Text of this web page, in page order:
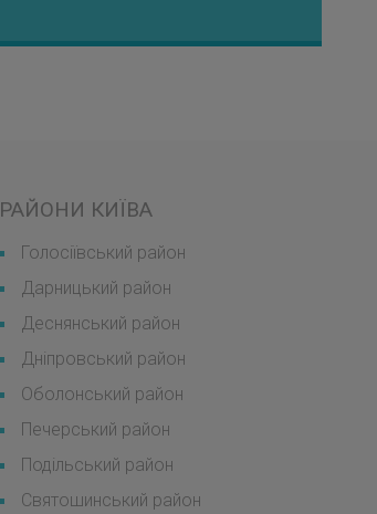
РАЙОНИ КИЇВА
Голосіївський район
Дарницький район
Деснянський район
Дніпровський район
Оболонський район
Печерський район
Подільський район
Святошинський район